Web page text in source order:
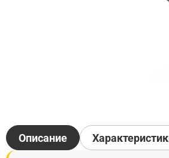
Описание